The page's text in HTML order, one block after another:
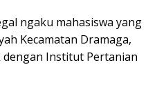
ngaku mahasiswa yang
Kecamatan Dramaga,
Institut Pertanian